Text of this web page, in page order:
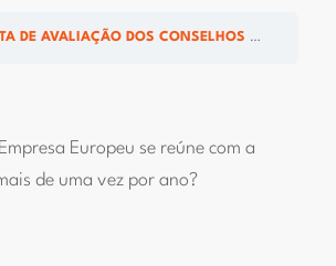
(PT) FERRAMENTA DE AVALIAÇÃO DOS CONSELHOS DE EMPRESA EUROPEUS: “CONSELHO DE EMPRESA EUROPEU EFICAZ NA NOVA NORMALIDADE”
Europeu se reúne com a
de uma vez por ano?